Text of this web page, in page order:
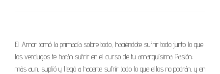
El Amor tomó la primacía sobre todo, haciéndote sufrir todo junto lo que
los verdugos te harán sufrir en el curso de tu amarguísima Pasión;
más aun, suplió y llegó a hacerte sufrir todo lo que ellos no podrán, y en